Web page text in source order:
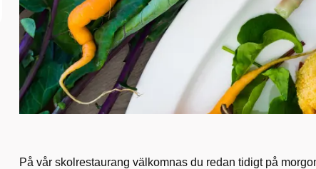
På vår skolrestaurang välkomnas du redan tidigt på